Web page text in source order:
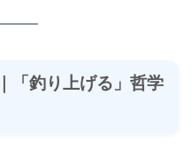
「釣り上げる」哲学